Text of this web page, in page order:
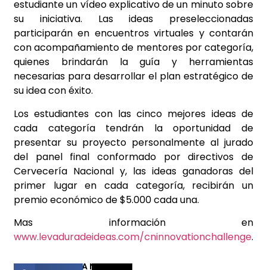
estudiante un vídeo explicativo de un minuto sobre
su iniciativa. Las ideas preseleccionadas
participarán en encuentros virtuales y contarán
con acompañamiento de mentores por categoría,
quienes brindarán la guía y herramientas
necesarias para desarrollar el plan estratégico de
su idea con éxito.
Los estudiantes con las cinco mejores ideas de
cada categoría tendrán la oportunidad de
presentar su proyecto personalmente al jurado
del panel final conformado por directivos de
Cervecería Nacional y, las ideas ganadoras del
primer lugar en cada categoría, recibirán un
premio económico de $5.000 cada una.
Mas información en
www.levaduradeideas.com/cninnovationchallenge.
COMPARTIR ESTA NOTICIA